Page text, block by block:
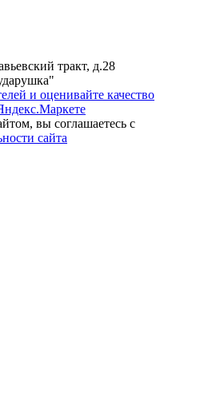
тракт, д.28
вы соглашаетесь с
сайта